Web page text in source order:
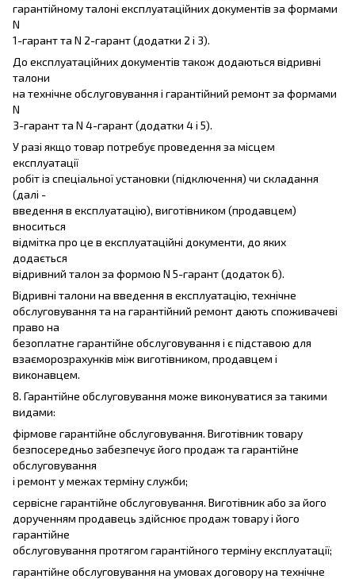
гарантійному талоні експлуатаційних документів за формами
N
1-гарант та N 2-гарант (додатки 2 і 3).
До експлуатаційних документів також додаються відривні
талони
на технічне обслуговування і гарантійний ремонт за формами
N
3-гарант та N 4-гарант (додатки 4 і 5).
У разі якщо товар потребує проведення за місцем
експлуатації
робіт із спеціальної установки (підключення) чи складання
(далі -
введення в експлуатацію), виготівником (продавцем)
вноситься
відмітка про це в експлуатаційні документи, до яких
додається
відривний талон за формою N 5-гарант (додаток 6).
Відривні талони на введення в експлуатацію, технічне
обслуговування та на гарантійний ремонт дають споживачеві
право на
безоплатне гарантійне обслуговування і є підставою для
взаєморозрахунків між виготівником, продавцем і
виконавцем.
8. Гарантійне обслуговування може виконуватися за такими
видами:
фірмове гарантійне обслуговування. Виготівник товару
безпосередньо забезпечує його продаж та гарантійне
обслуговування
і ремонт у межах терміну служби;
сервісне гарантійне обслуговування. Виготівник або за його
дорученням продавець здійснює продаж товару і його
гарантійне
обслуговування протягом гарантійного терміну експлуатації;
гарантійне обслуговування на умовах договору на технічне